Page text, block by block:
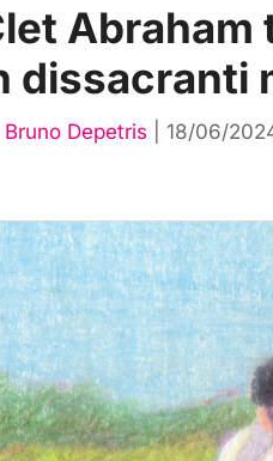
Abraham
dissacranti
Bruno Depetris |18/06/